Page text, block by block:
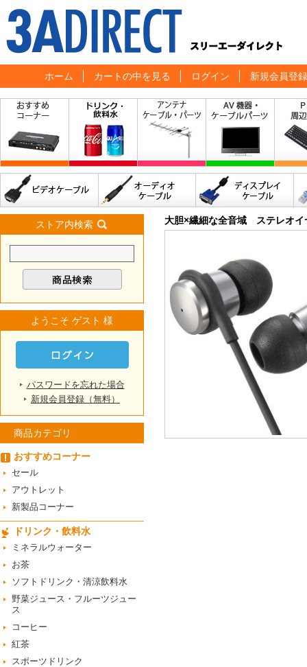
ホーム カートの中を見る ログイン 新規会員登録
ストア内検索
ようこそ ゲスト 様
パスワードを忘れた場合
新規会員登録（無料）
商品カテゴリ
おすすめコーナー
セール
アウトレット
新製品コーナー
ドリンク・飲料水
ミネラルウォーター
お茶
ソフトドリンク・清涼飲料水
野菜ジュース・フルーツジュー
ス
コーヒー
紅茶
スポーツドリンク
大胆×繊細な全音域 ステレオ